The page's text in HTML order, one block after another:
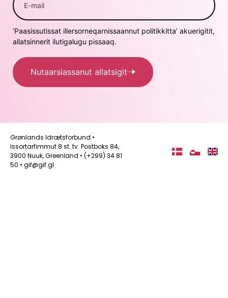
’Paasissutissat illersorneqarnissaannut politikkitta’ akuerigitit,
allatsinnerit ilutigalugu pissaaq.
Nutaarsiassanut allatsigit
Grønlands Idrætsforbund •
Issortarfimmut 8 st. tv. Postboks 84,
3900 Nuuk, Greenland • (+299) 34 81
50 • gif@gif.gl